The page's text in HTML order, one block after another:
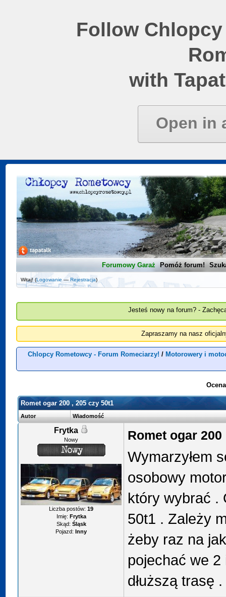
Follow
with
Open in
Forumowy Garaż Pomóż forum!
Witaj! (Logowanie —Rejestracja)
Jesteś nowy na forum? -
Zapraszamy na nasz
Chlopcy Rometowcy - Forum Romeciarzy! / Motorowery i
Romet ogar 200 , 205 czy 50t1
Autor Wiadomość
Frytka
Nowy
Liczba postów:19
Imię: Frytka
Skąd: Śląsk
Pojazd: Inny
Romet ogar
Wymarzyłem
osobowy
który wybrać .
50t1 . Zależy
żeby raz na
pojechać we 2
dłuższą trasę